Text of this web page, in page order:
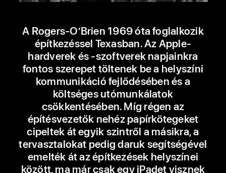
A Rogers-O’Brien 1969 óta foglalkozik
építkezéssel Texasban. Az Apple-
hardverek és -szoftverek napjainkra
fontos szerepet töltenek be a helyszíni
kommunikáció fejlődésében és a
költséges utómunkálatok
csökkentésében. Míg régen az
építésvezetők nehéz papírkötegeket
cipeltek át egyik szintről a másikra, a
tervasztalokat pedig daruk segítségével
emelték át az építkezések helyszínei
között, ma már csak egy iPadet visznek